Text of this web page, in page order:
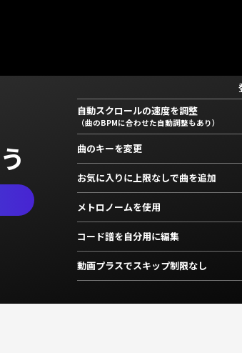
自動スクロールの速度を調整
（曲のBPMに合わせた自動調整もあり）
曲のキーを変更
お気に入りに上限なしで曲を追加
メトロノームを使用
コード譜を自分用に編集
動画プラスでスキップ制限なし